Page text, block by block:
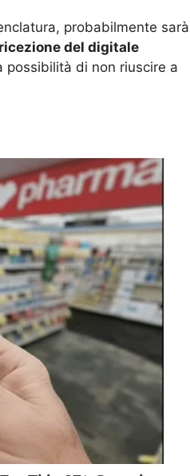
probabilmente sarà
del digitale
possibilità di non riuscire a